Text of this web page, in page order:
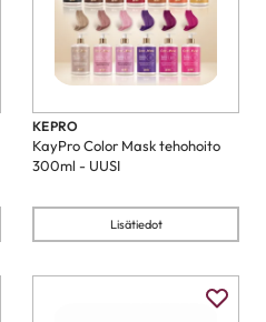
KEPRO
KayPro Color Mask tehohoito
300ml - UUSI
Lisätiedot